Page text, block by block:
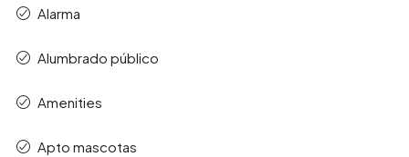
Alarma
Alumbrado público
Amenities
Apto mascotas